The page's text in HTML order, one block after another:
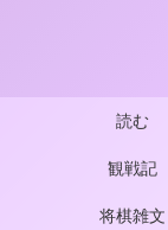
読む
観戦記
将棋雑文